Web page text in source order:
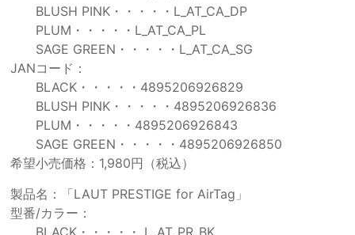
BLUSH PINK・・・・・L_AT_CA_DP
PLUM・・・・・L_AT_CA_PL
SAGE GREEN・・・・・L_AT_CA_SG
JANコード：
BLACK・・・・・4895206926829
BLUSH PINK・・・・・4895206926836
PLUM・・・・・4895206926843
SAGE GREEN・・・・・4895206926850
希望小売価格：1,980円（税込）
製品名：「LAUT PRESTIGE for AirTag」
型番/カラー：
BLACK・・・・・ L_AT_PR_BK